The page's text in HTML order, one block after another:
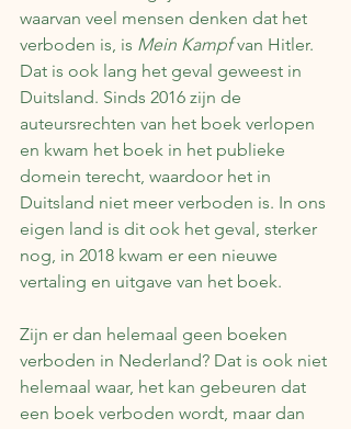
waarvan veel mensen denken dat het
verboden is, is Mein Kampf van Hitler.
Dat is ook lang het geval geweest in
Duitsland. Sinds 2016 zijn de
auteursrechten van het boek verlopen
en kwam het boek in het publieke
domein terecht, waardoor het in
Duitsland niet meer verboden is. In ons
eigen land is dit ook het geval, sterker
nog, in 2018 kwam er een nieuwe
vertaling en uitgave van het boek.
Zijn er dan helemaal geen boeken
verboden in Nederland? Dat is ook niet
helemaal waar, het kan gebeuren dat
een boek verboden wordt, maar dan